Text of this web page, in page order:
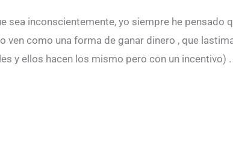
inconscientemente, yo siempre he pensado
como una forma de ganar dinero , que
y ellos hacen los mismo pero con un incentivo) .